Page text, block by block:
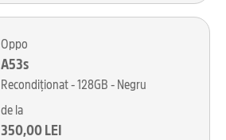
Oppo
A53s
Recondiționat - 128GB - Negru
de la
350,00 LEI